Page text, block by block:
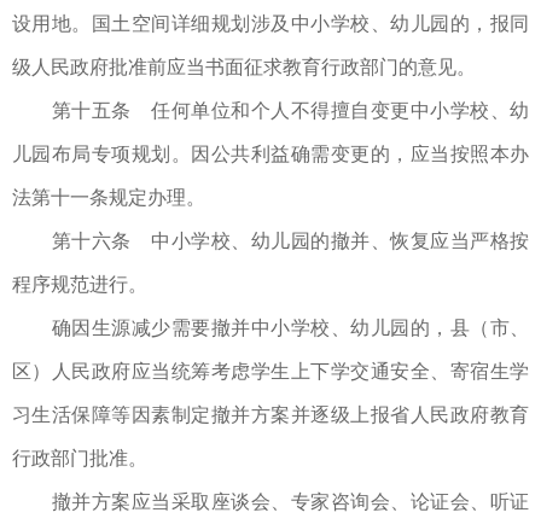
设用地。国土空间详细规划涉及中小学校、幼儿园的，报同
级人民政府批准前应当书面征求教育行政部门的意见。
第十五条 任何单位和个人不得擅自变更中小学校、幼
儿园布局专项规划。因公共利益确需变更的，应当按照本办
法第十一条规定办理。
第十六条 中小学校、幼儿园的撤并、恢复应当严格按
程序规范进行。
确因生源减少需要撤并中小学校、幼儿园的，县（市、
区）人民政府应当统筹考虑学生上下学交通安全、寄宿生学
习生活保障等因素制定撤并方案并逐级上报省人民政府教育
行政部门批准。
撤并方案应当采取座谈会、专家咨询会、论证会、听证